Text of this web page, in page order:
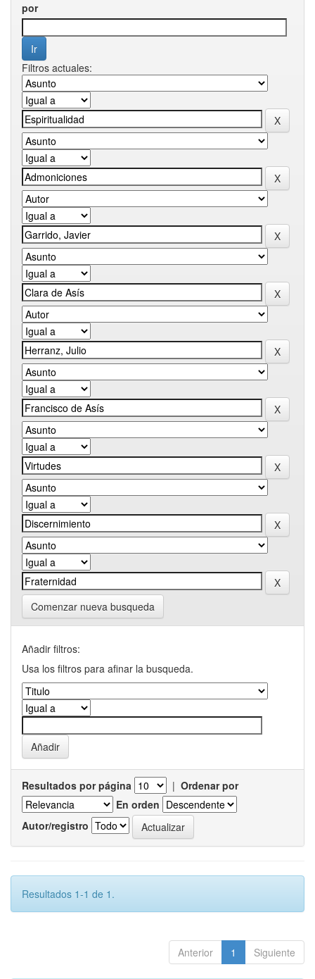
por
Filtros actuales:
Comenzar nueva busqueda
Añadir filtros:
Usa los filtros para afinar la busqueda.
Resultados por página | Ordenar por
En orden
Autor/registro
Resultados 1-1 de 1.
Anterior 1 Siguiente